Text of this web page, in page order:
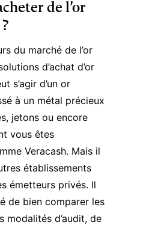
de l’or
du marché de l’or
d’achat d’or
s’agir d’un or
à un métal précieux
jetons ou encore
vous êtes
Veracash. Mais il
établissements
émetteurs privés. Il
de bien comparer les
modalités d’audit, de